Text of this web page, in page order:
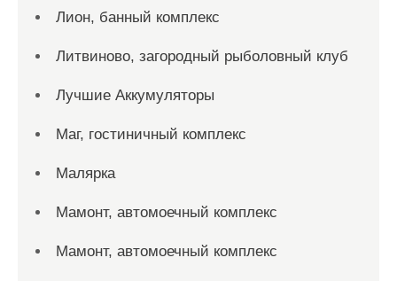
Лион, банный комплекс
Литвиново, загородный рыболовный клуб
Лучшие Аккумуляторы
Маг, гостиничный комплекс
Малярка
Мамонт, автомоечный комплекс
Мамонт, автомоечный комплекс